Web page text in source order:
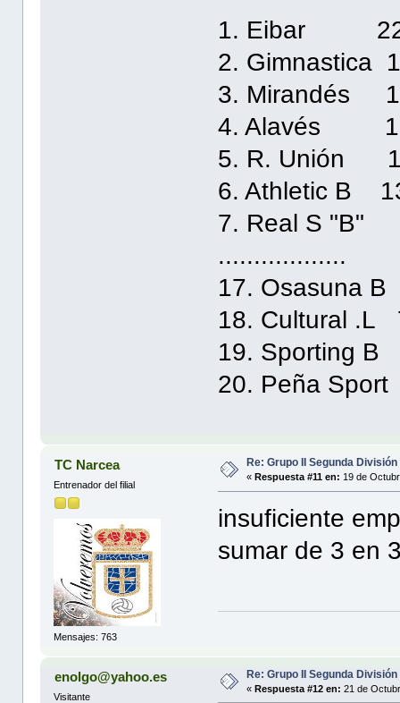
1. Eibar
2. Gimnastica
3. Mirandés
4. Alavés
5. R. Unión
6. Athletic B
7. Real S "B"
..................
17. Osasuna
18. Cultural .L
19. Sporting B
20. Peña
TC Narcea
Entrenador del filial
Mensajes: 763
Re: Grupo II Segunda
« Respuesta #11 en: 19 de
insuficiente
sumar de 3 en
enolgo@yahoo.es
Visitante
Re: Grupo II Segunda
«Respuesta #12 en: 21 de